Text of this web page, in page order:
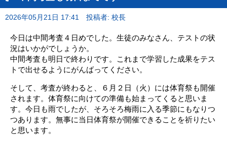
2026年05月21日 17:41 投稿者: 校長
今日は中間考査４日めでした。生徒のみなさん、テストの状
況はいかがでしょうか。
中間考査も明日で終わりです。これまで学習した成果をテス
トで出せるようにがんばってください。
そして、考査が終わると、６月２日（火）には体育祭も開催
されます。体育祭に向けての準備も始まってくると思いま
す。今日も雨でしたが、そろそろ梅雨に入る季節にもなりつ
つあります。無事に当日体育祭が開催できることを祈りたい
と思います。